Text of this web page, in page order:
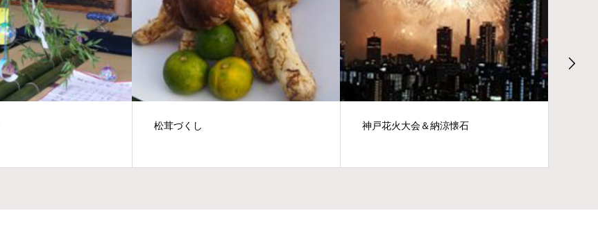
松茸づくし 神戸花火大会＆納涼懐石